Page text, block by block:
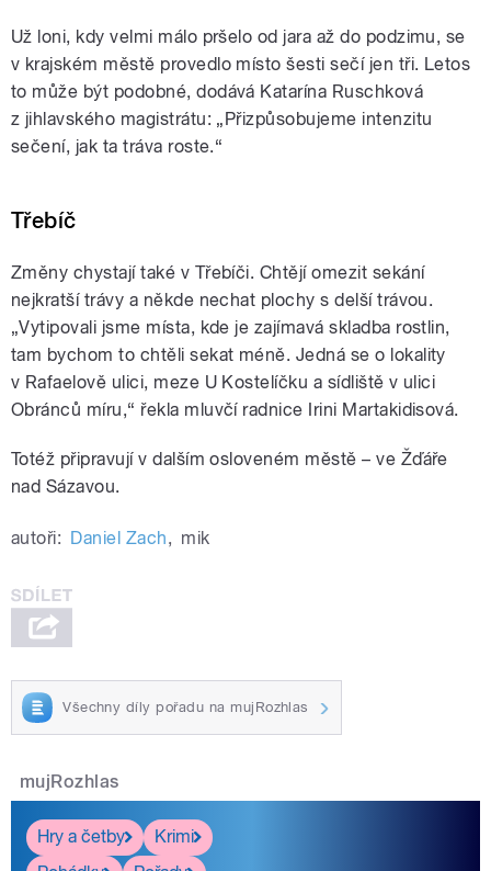
Už loni, kdy velmi málo pršelo od jara až do podzimu, se
v krajském městě provedlo místo šesti sečí jen tři. Letos
to může být podobné, dodává Katarína Ruschková
z jihlavského magistrátu: „Přizpůsobujeme intenzitu
sečení, jak ta tráva roste.“
Třebíč
Změny chystají také v Třebíči. Chtějí omezit sekání
nejkratší trávy a někde nechat plochy s delší trávou.
„Vytipovali jsme místa, kde je zajímavá skladba rostlin,
tam bychom to chtěli sekat méně. Jedná se o lokality
v Rafaelově ulici, meze U Kostelíčku a sídliště v ulici
Obránců míru,“ řekla mluvčí radnice Irini Martakidisová.
Totéž připravují v dalším osloveném městě – ve Žďáře
nad Sázavou.
autoři: Daniel Zach, mik
Všechny díly pořadu na mujRozhlas
mujRozhlas
Hry a četby
Krimi